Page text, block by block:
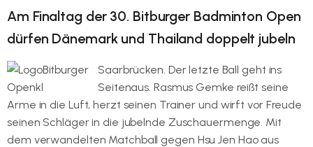
Am Finaltag der 30. Bitburger Badminton Open
dürfen Dänemark und Thailand doppelt jubeln
Saarbrücken. Der letzte Ball geht ins
Seitenaus. Rasmus Gemke reißt seine
Arme in die Luft, herzt seinen Trainer und wirft vor Freude
seinen Schläger in die jubelnde Zuschauermenge. Mit
dem verwandelten Matchball gegen Hsu Jen Hao aus